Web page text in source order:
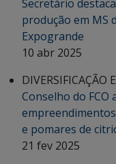
Secretário
produção em MS
Expogrande
10 abr 2025
DIVERSIFICAÇÃO
Conselho do FCO
e pomares de
21 fev 2025